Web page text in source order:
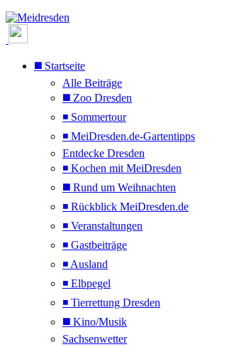
◼️ Startseite
Alle Beiträge
◼️ Zoo Dresden
◾ Sommertour
◾ MeiDresden.de-Gartentipps
Entdecke Dresden
◾ Kochen mit MeiDresden
◼️ Rund um Weihnachten
◾ Rückblick MeiDresden.de
◾ Veranstaltungen
◾ Gastbeiträge
◾ Ausland
◾ Elbpegel
◾ Tierrettung Dresden
◼️ Kino/Musik
Sachsenwetter